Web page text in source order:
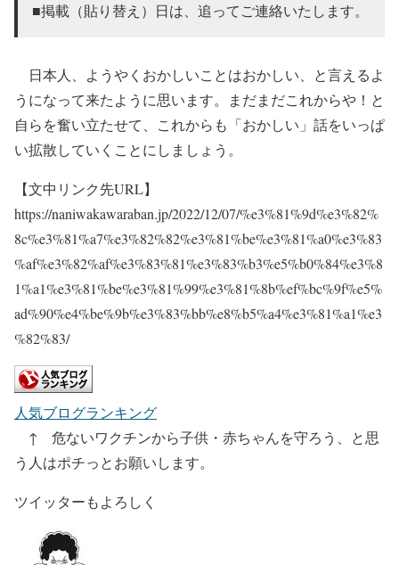
■掲載（貼り替え）日は、追ってご連絡いたします。
日本人、ようやくおかしいことはおかしい、と言えるよ
うになって来たように思います。まだまだこれからや！と
自らを奮い立たせて、これからも「おかしい」話をいっぱ
い拡散していくことにしましょう。
【文中リンク先URL】
https://naniwakawaraban.jp/2022/12/07/%e3%81%9d%e3%82%
8c%e3%81%a7%e3%82%82%e3%81%be%e3%81%a0%e3%83
%af%e3%82%af%e3%83%81%e3%83%b3%e5%b0%84%e3%8
1%a1%e3%81%be%e3%81%99%e3%81%8b%ef%bc%9f%e5%
ad%90%e4%be%9b%e3%83%bb%e8%b5%a4%e3%81%a1%e3
%82%83/
人気ブログランキング
↑ 危ないワクチンから子供・赤ちゃんを守ろう、と思
う人はポチっとお願いします。
ツイッターもよろしく